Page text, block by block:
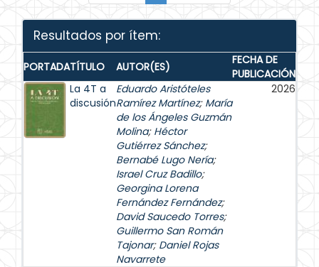
Resultados por ítem:
PORTADATÍTULO AUTOR(ES)
FECHA DE
PUBLICACIÓN
La 4T a
discusión
Eduardo Aristóteles
Ramírez Martínez; María
de los Ángeles Guzmán
Molina; Héctor
Gutiérrez Sánchez;
Bernabé Lugo Nería;
Israel Cruz Badillo;
Georgina Lorena
Fernández Fernández;
David Saucedo Torres;
Guillermo San Román
Tajonar; Daniel Rojas
Navarrete
2026